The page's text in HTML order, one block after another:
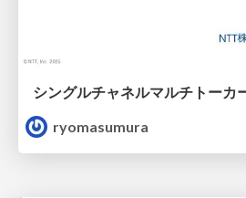
シングルチャネルマルチトーカ
ryomasumura